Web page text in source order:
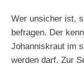
Wer unsicher ist,
befragen. Der
Johanniskraut im
werden darf. Zur